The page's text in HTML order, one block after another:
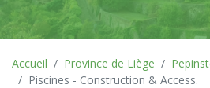
Accueil Province de Liège
Piscines - Construction & Access.